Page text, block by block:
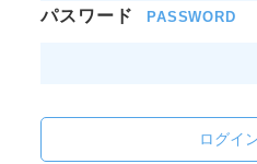
パスワード PASSWORD
ログイ